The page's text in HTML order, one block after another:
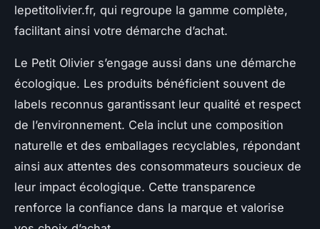
lepetitolivier.fr, qui regroupe la gamme complète,
facilitant ainsi votre démarche d’achat.
Le Petit Olivier s’engage aussi dans une démarche
écologique. Les produits bénéficient souvent de
labels reconnus garantissant leur qualité et respect
de l’environnement. Cela inclut une composition
naturelle et des emballages recyclables, répondant
ainsi aux attentes des consommateurs soucieux de
leur impact écologique. Cette transparence
renforce la confiance dans la marque et valorise